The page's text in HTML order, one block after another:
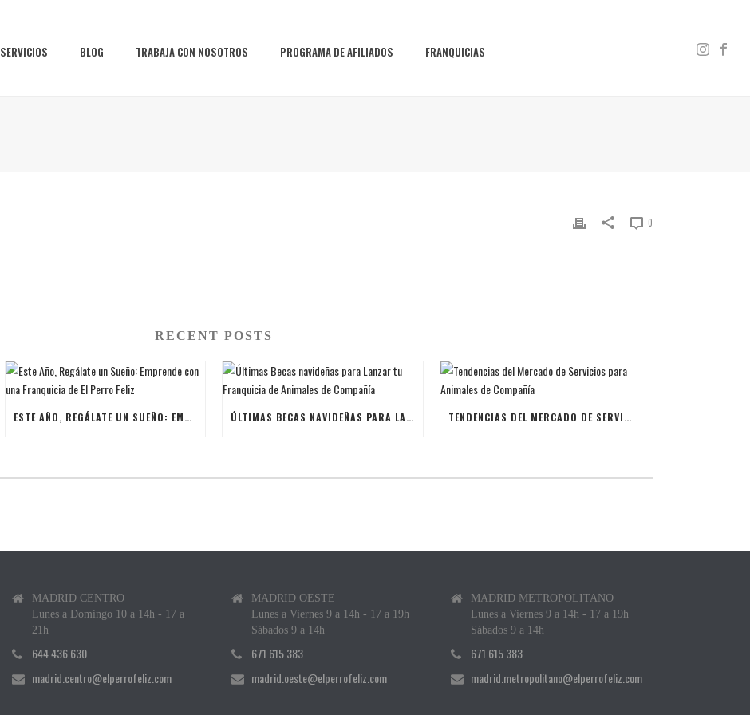
SERVICIOS BLOG TRABAJA CON NOSOTROS PROGRAMA DE AFILIADOS FRANQUICIAS
0
RECENT POSTS
ESTE AÑO, REGÁLATE UN SUEÑO: EMPRENDE CON UNA FRANQUICIA DE EL PERRO FELIZ ÚLTIMAS BECAS NAVIDEÑAS PARA LANZAR TU FRANQUICIA DE ANIMALES DE COMPAÑÍA TENDENCIAS DEL MERCADO DE SERVICIOS PARA ANIMALES DE COMPAÑÍA
MADRID CENTRO
Lunes a Domingo 10 a 14h - 17 a
21h
644 436 630
madrid.centro@elperrofeliz.com
MADRID OESTE
Lunes a Viernes 9 a 14h - 17 a 19h
Sábados 9 a 14h
671 615 383
madrid.oeste@elperrofeliz.com
MADRID METROPOLITANO
Lunes a Viernes 9 a 14h - 17 a 19h
Sábados 9 a 14h
671 615 383
madrid.metropolitano@elperrofeliz.com